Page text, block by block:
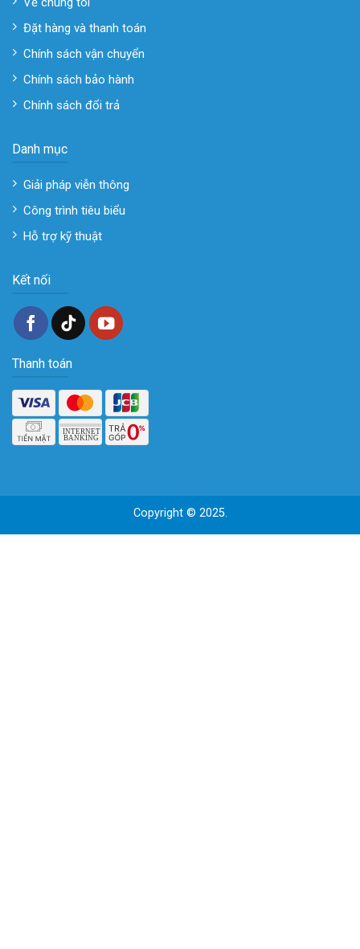
Đặt hàng và thanh toán
Chính sách vận chuyển
Chính sách bảo hành
Chính sách đổi trả
Danh mục
Giải pháp viễn thông
Công trình tiêu biểu
Hỗ trợ kỹ thuật
Kết nối
Thanh toán
Copyright © 2025.